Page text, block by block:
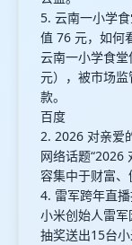
5. 云南一小学
值 76 元，如何
云南一小学食
元），被市场
款。
百度
2. 2026 对亲爱
网络话题“2026
容集中于财富、
4. 雷军跨年直
小米创始人雷
抽奖送出15台